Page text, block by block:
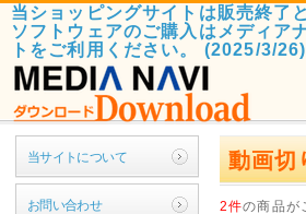
当ショッピングサイトは販売終了
ソフトウェアのご購入はメディア
トをご利用ください。 (2025/3/26)
当サイトについて
お問い合わせ
動画切
2件の商品が